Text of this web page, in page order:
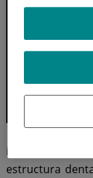
intervención.
estructura